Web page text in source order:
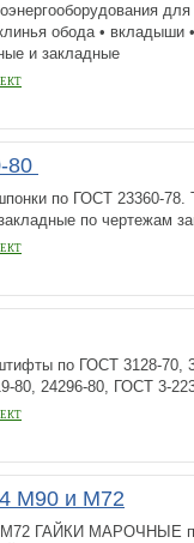
обода •
и закладные
80
по ГОСТ 23360-78.
по чертежам
по ГОСТ 3128-70,
80, 24296-80, ГОСТ 3-
М90 и М72
М72 ГАЙКИ МАРОЧНЫЕ